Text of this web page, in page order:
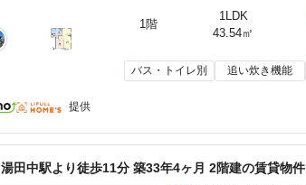
1階
1LDK
43.54㎡
バス・トイレ別 追い炊き機能
提供
湯田中駅より徒歩11分 築33年4ヶ月 2階建の賃貸物件